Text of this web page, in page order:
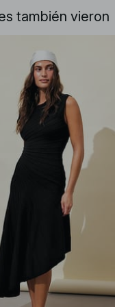
también vieron